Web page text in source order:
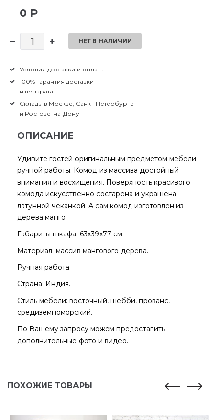
0 Р
НЕТ В НАЛИЧИИ
Условия доставки и оплаты
100% гарантия доставки
и возврата
Склады в Москве, Санкт-Петербурге
и Ростове-на-Дону
ОПИСАНИЕ
Удивите гостей оригинальным предметом мебели
ручной работы. Комод из массива достойный
внимания и восхищения. Поверхность красивого
комода искусственно состарена и украшена
латунной чеканкой. А сам комод изготовлен из
дерева манго.
Габариты шкафа: 63х39х77 см.
Материал: массив мангового дерева.
Ручная работа.
Страна: Индия.
Стиль мебели: восточный, шебби, прованс,
средиземноморский.
По Вашему запросу можем предоставить
дополнительные фото и видео.
ПОХОЖИЕ ТОВАРЫ